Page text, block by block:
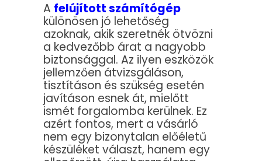
A felújított számítógép
különösen jó lehetőség
azoknak, akik szeretnék ötvözni
a kedvezőbb árat a nagyobb
biztonsággal. Az ilyen eszközök
jellemzően átvizsgáláson,
tisztításon és szükség esetén
javításon esnek át, mielőtt
ismét forgalomba kerülnek. Ez
azért fontos, mert a vásárló
nem egy bizonytalan előéletű
készüléket választ, hanem egy